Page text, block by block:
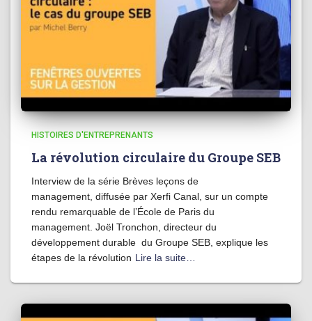
HISTOIRES D'ENTREPRENANTS
La révolution circulaire du Groupe SEB
Interview de la série Brèves leçons de
management, diffusée par Xerfi Canal, sur un compte
rendu remarquable de l’École de Paris du
management. Joël Tronchon, directeur du
développement durable du Groupe SEB, explique les
étapes de la révolution Lire la suite…